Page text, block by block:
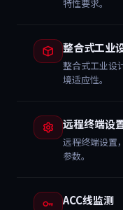
特性要求。
整合式工业
整合式工业设
境适应性。
远程终端设
远程终端设置
参数。
ACC线监测